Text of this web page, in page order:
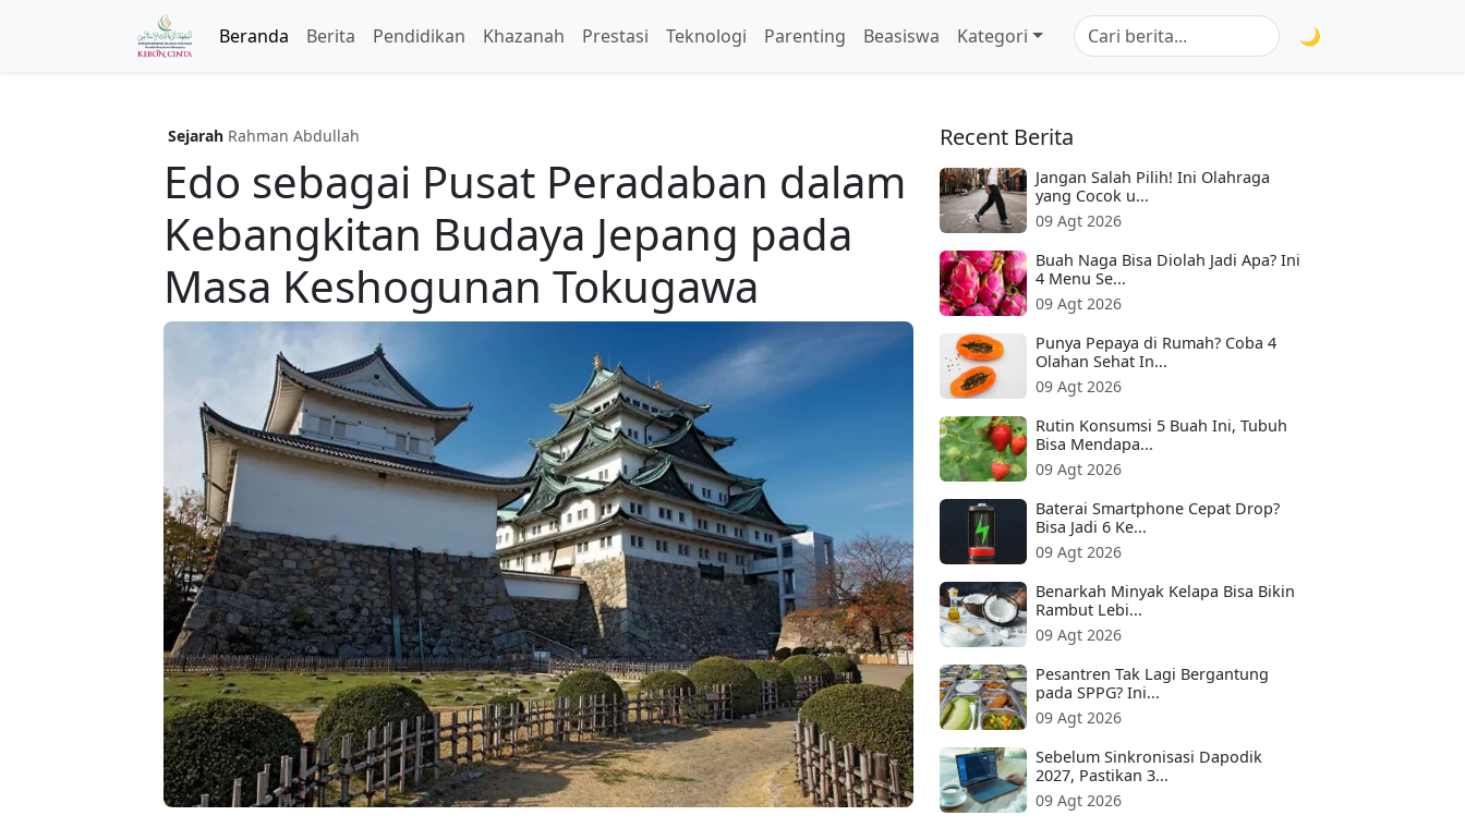
Beranda Berita Pendidikan Khazanah Prestasi Teknologi Parenting Beasiswa Kategori 🌙
Sejarah Rahman Abdullah
Edo sebagai Pusat Peradaban dalam
Kebangkitan Budaya Jepang pada
Masa Keshogunan Tokugawa
Recent Berita
Jangan Salah Pilih! Ini Olahraga
yang Cocok u...
09 Agt 2026
Buah Naga Bisa Diolah Jadi Apa? Ini
4 Menu Se...
09 Agt 2026
Punya Pepaya di Rumah? Coba 4
Olahan Sehat In...
09 Agt 2026
Rutin Konsumsi 5 Buah Ini, Tubuh
Bisa Mendapa...
09 Agt 2026
Baterai Smartphone Cepat Drop?
Bisa Jadi 6 Ke...
09 Agt 2026
Benarkah Minyak Kelapa Bisa Bikin
Rambut Lebi...
09 Agt 2026
Pesantren Tak Lagi Bergantung
pada SPPG? Ini...
09 Agt 2026
Sebelum Sinkronisasi Dapodik
2027, Pastikan 3...
09 Agt 2026